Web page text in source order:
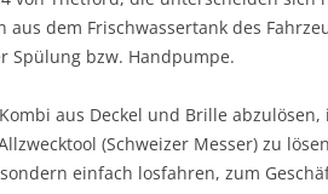
aus dem Frischwassertank des
Spülung bzw. Handpumpe.
aus Deckel und Brille
(Schweizer Messer) zu
einfach losfahren, zum